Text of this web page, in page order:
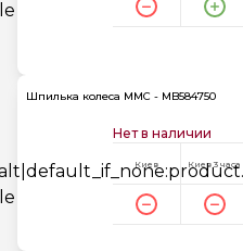
Шпилька колеса MMC - MB584750
Нет в наличии
Киев Киев 3 часа